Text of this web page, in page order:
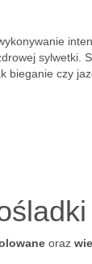
sylwetki.
bieganie czy
oraz